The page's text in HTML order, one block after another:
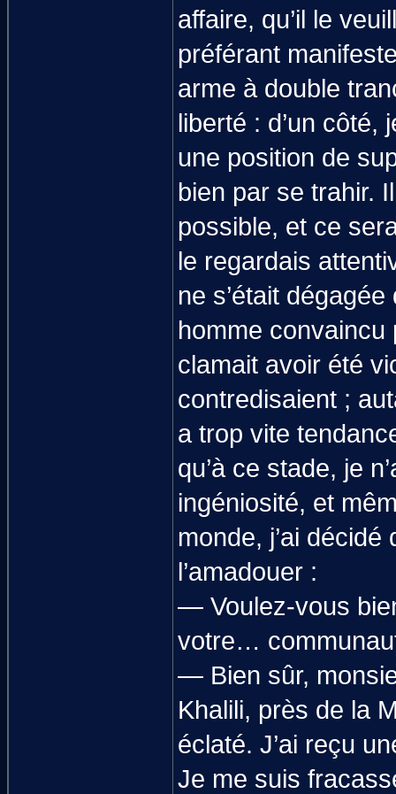
affaire, qu’il le
préférant
arme à double
liberté : d’un côté,
une position de
bien par se trahir.
possible, et ce
le regardais
ne s’était
homme
clamait avoir été
contredisaient ;
a trop vite
qu’à ce stade, je
ingéniosité, et
monde, j’ai
l’amadouer :
— Voulez-vous
votre…
— Bien sûr,
Khalili, près de la
éclaté. J’ai reçu
Je me suis